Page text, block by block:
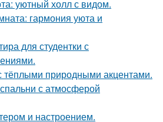
уютный холл с видом.
гармония уюта и
для студентки с
тёплыми природными акцентами.
с атмосферой
и настроением.